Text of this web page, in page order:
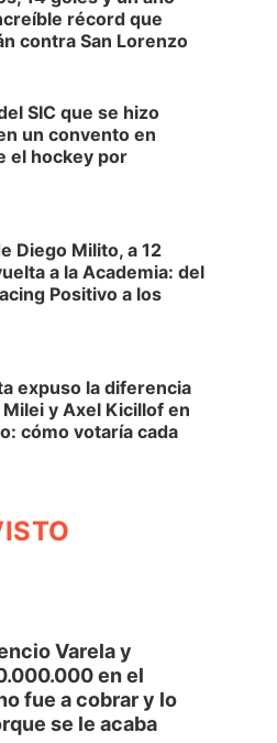
récord que
contra San Lorenzo
SIC que se hizo
un convento en
el hockey por
Diego Milito, a 12
a la Academia: del
Positivo a los
expuso la diferencia
y Axel Kicillof en
cómo votaría cada
Varela y
en el
fue a cobrar y lo
se le acaba